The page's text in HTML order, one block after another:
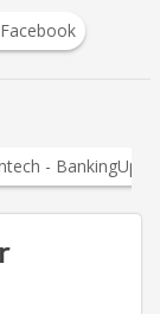
- BankingUp